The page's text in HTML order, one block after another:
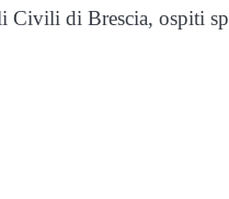
Civili di Brescia, ospiti